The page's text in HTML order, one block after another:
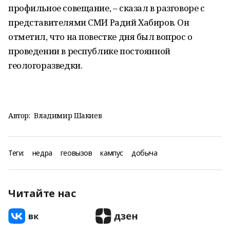
профильное совещание, – сказал в разговоре с
представителями СМИ Радий Хабиров. Он
отметил, что на повестке дня был вопрос о
проведении в республике постоянной
геологоразведки.
Автор: Владимир Шакиев
Теги: недра геовызов кампус добыча
Читайте нас